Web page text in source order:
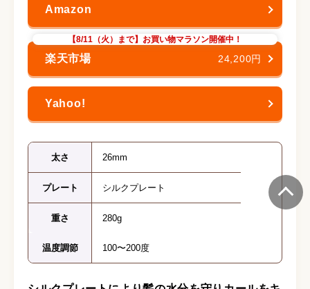
【8/11（火）まで】お買い物マラソン開催中！
24,200円
太さ 26mm
プレート シルクプレート
重さ 280g
温度調節 100〜200度